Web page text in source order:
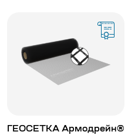
ГЕОСЕТКА Армодрейн®